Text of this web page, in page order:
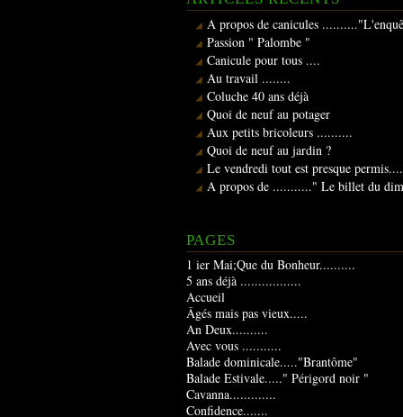
A propos de canicules
Passion " Palombe "
Canicule pour tous ....
Au travail ........
Coluche 40 ans déjà
Quoi de neuf au potager
Aux petits bricoleurs ..........
Quoi de neuf au jardin ?
Le vendredi tout est presque
A propos de ..........." Le billet du
PAGES
1 ier Mai;Que du Bonheur..........
5 ans déjà .................
Accueil
Âgés mais pas vieux.....
An Deux..........
Avec vous ...........
Balade dominicale....."Brantôme"
Balade Estivale....." Périgord noir "
Cavanna.............
Confidence.......